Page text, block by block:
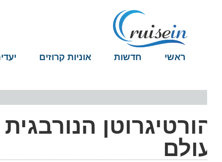
ראשי חדשות אוניות קרוזים יעדים